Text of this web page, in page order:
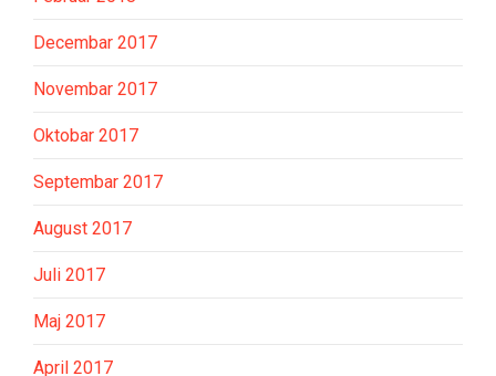
Decembar 2017
Novembar 2017
Oktobar 2017
Septembar 2017
August 2017
Juli 2017
Maj 2017
April 2017